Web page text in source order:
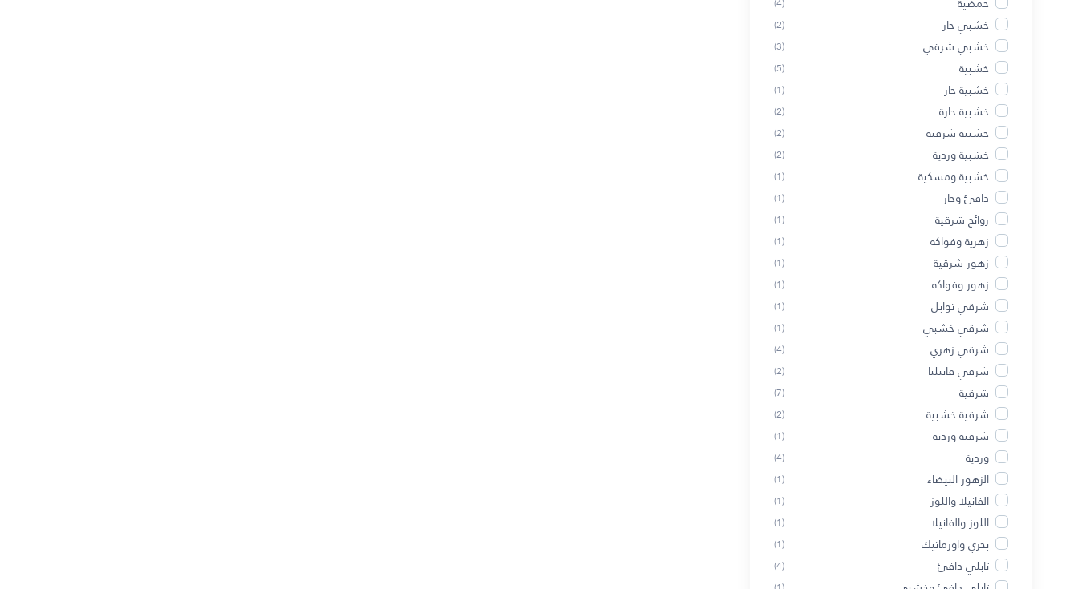
خشبي حار (2)
خشبي شرقي (3)
خشبية (5)
خشبية حار (1)
خشبية حارة (2)
خشبية شرقية (2)
خشبية وردية (2)
خشبية ومسكية (1)
دافئ وحار (1)
روائح شرقية (1)
زهرية وفواكه (1)
زهور شرقية (1)
زهور وفواكه (1)
شرقي توابل (1)
شرقي خشبي (1)
شرقي زهري (4)
شرقي فانيليا (2)
شرقية (7)
شرقية خشبية (2)
شرقية وردية (1)
وردية (4)
الزهور البيضاء (1)
الفانيلا واللوز (1)
اللوز والفانيلا (1)
بحري واورماتيك (1)
تابلي دافئ (4)